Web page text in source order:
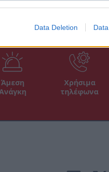
Data Deletion
Άμεση
Χρήσιμα
τηλέφωνα